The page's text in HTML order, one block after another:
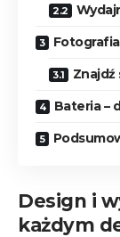
Bateria –
Design i
każdym